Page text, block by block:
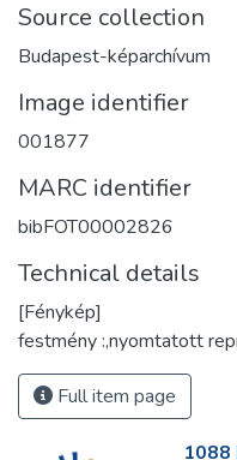
Source collection
Budapest-képarchívum
Image identifier
001877
MARC identifier
bibFOT00002826
Technical details
[Fénykép]
festmény :,nyomtatott
Full item page
1088